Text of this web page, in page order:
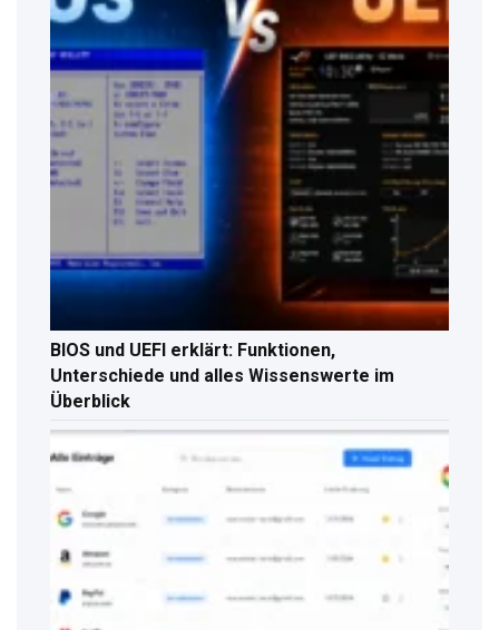
BIOS und UEFI erklärt: Funktionen,
Unterschiede und alles Wissenswerte im
Überblick